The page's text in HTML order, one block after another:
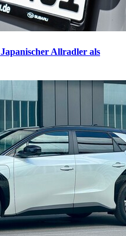
Japanischer Allradler als